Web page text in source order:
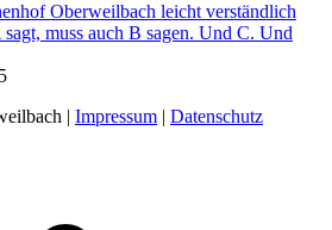
Oberweilbach leicht verständlich
muss auch B sagen. Und C. Und
| Impressum | Datenschutz